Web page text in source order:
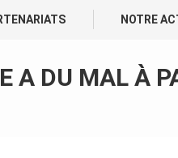
NOTRE
A DU MAL À